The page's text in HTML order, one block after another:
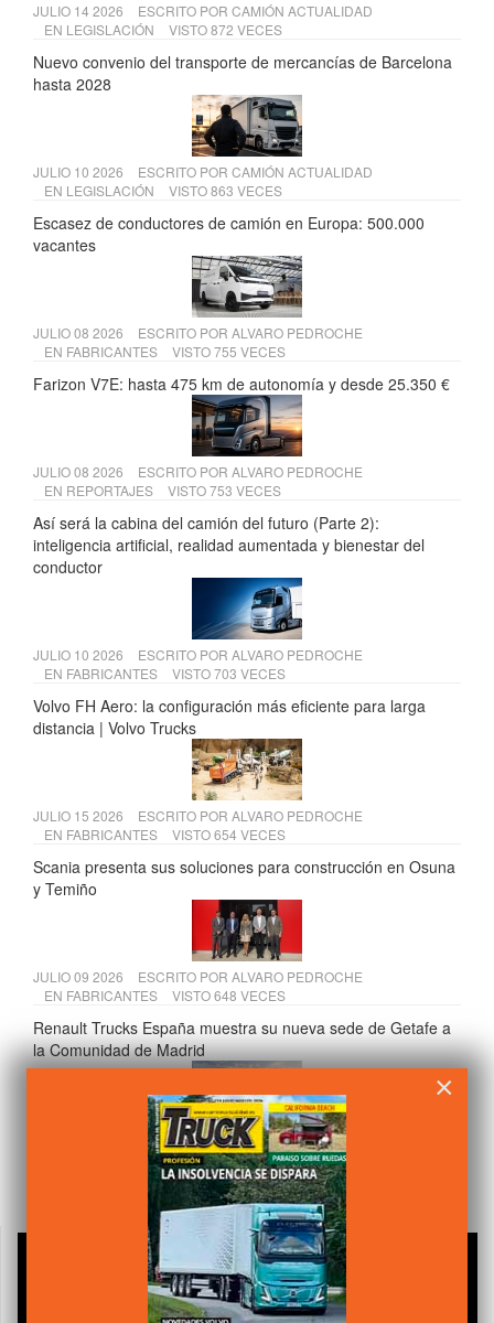
JULIO 14 2026 ESCRITO POR CAMIÓN ACTUALIDAD
EN LEGISLACIÓN VISTO 872 VECES
Nuevo convenio del transporte de mercancías de Barcelona
hasta 2028
JULIO 10 2026 ESCRITO POR CAMIÓN ACTUALIDAD
EN LEGISLACIÓN VISTO 863 VECES
Escasez de conductores de camión en Europa: 500.000
vacantes
JULIO 08 2026 ESCRITO POR ALVARO PEDROCHE
EN FABRICANTES VISTO 755 VECES
Farizon V7E: hasta 475 km de autonomía y desde 25.350 €
JULIO 08 2026 ESCRITO POR ALVARO PEDROCHE
EN REPORTAJES VISTO 753 VECES
Así será la cabina del camión del futuro (Parte 2):
inteligencia artificial, realidad aumentada y bienestar del
conductor
JULIO 10 2026 ESCRITO POR ALVARO PEDROCHE
EN FABRICANTES VISTO 703 VECES
Volvo FH Aero: la configuración más eficiente para larga
distancia | Volvo Trucks
JULIO 15 2026 ESCRITO POR ALVARO PEDROCHE
EN FABRICANTES VISTO 654 VECES
Scania presenta sus soluciones para construcción en Osuna
y Temiño
JULIO 09 2026 ESCRITO POR ALVARO PEDROCHE
EN FABRICANTES VISTO 648 VECES
Renault Trucks España muestra su nueva sede de Getafe a
la Comunidad de Madrid
ESCRITO PORCAMIÓN ACTUALIDAD
LEGISLACIÓN VISTO 647 VECES
Tres cambios clave para el transporte de mercancías desde
×